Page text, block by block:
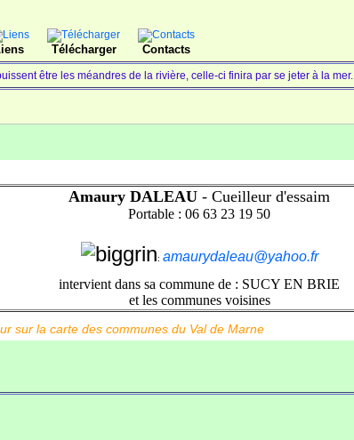
Télécharger Contacts
être les méandres de la rivière, celle-ci finira par se jeter à la mer.
Amaury DALEAU - Cueilleur d'essaim
Portable : 06 63 23 19 50
: amaurydaleau@yahoo.fr
intervient dans sa commune de : SUCY EN BRIE
et les communes voisines
sur la carte des communes du Val de Marne